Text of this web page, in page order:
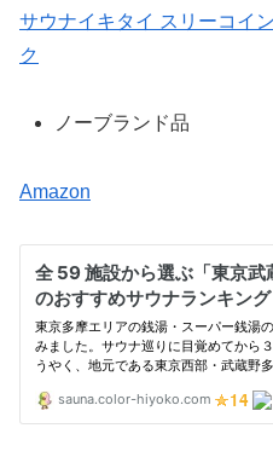
サウナイキタイ スリーコイ
ク
ノーブランド品
Amazon